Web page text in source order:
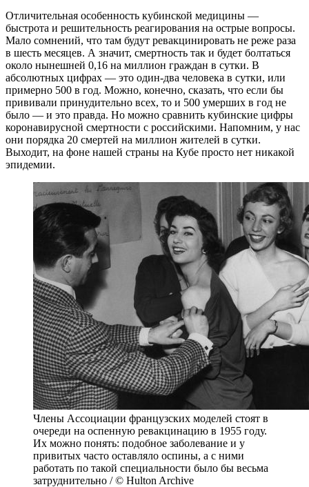
Отличительная особенность кубинской медицины —
быстрота и решительность реагирования на острые вопросы.
Мало сомнений, что там будут ревакцинировать не реже раза
в шесть месяцев. А значит, смертность так и будет болтаться
около нынешней 0,16 на миллион граждан в сутки. В
абсолютных цифрах — это один-два человека в сутки, или
примерно 500 в год. Можно, конечно, сказать, что если бы
прививали принудительно всех, то и 500 умерших в год не
было — и это правда. Но можно сравнить кубинские цифры
коронавирусной смертности с российскими. Напомним, у нас
они порядка 20 смертей на миллион жителей в сутки.
Выходит, на фоне нашей страны на Кубе просто нет никакой
эпидемии.
Члены Ассоциации французских моделей стоят в
очереди на оспенную ревакцинацию в 1955 году.
Их можно понять: подобное заболевание и у
привитых часто оставляло оспины, а с ними
работать по такой специальности было бы весьма
затруднительно / © Hulton Archive